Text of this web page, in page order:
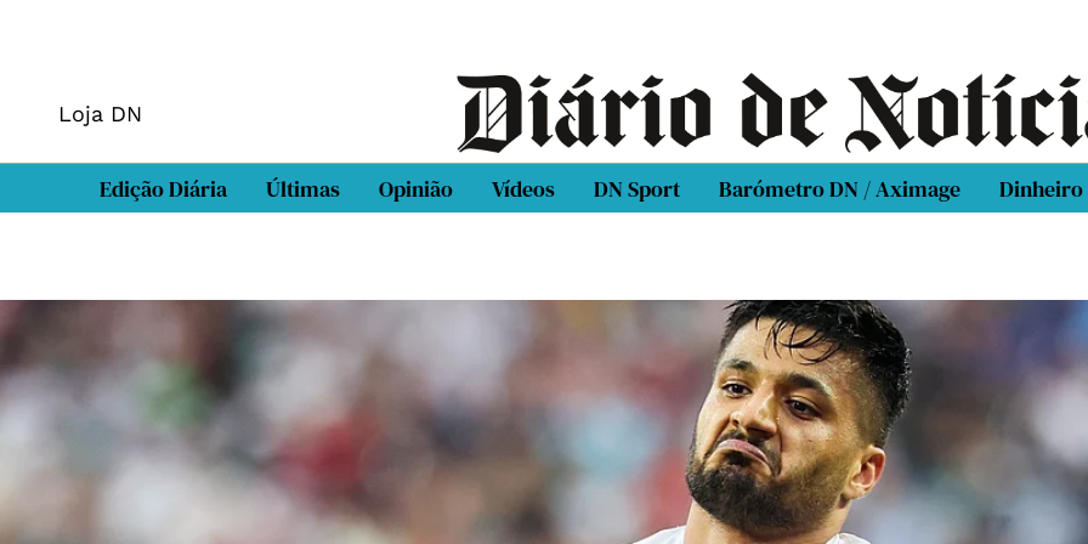
Loja DN
Edição Diária Últimas Opinião Vídeos DN Sport Barómetro DN / Aximage Dinheiro